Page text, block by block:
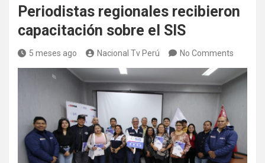
Periodistas regionales recibieron
capacitación sobre el SIS
5 meses ago Nacional Tv Perú No Comments